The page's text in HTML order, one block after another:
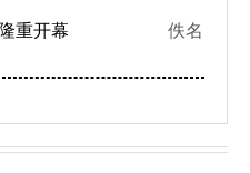
重开幕 佚名